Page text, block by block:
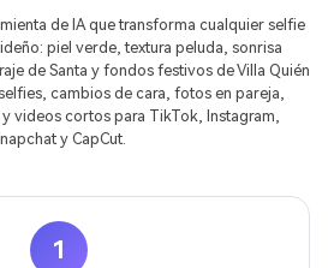
de IA que transforma cualquier selfie
piel verde, textura peluda, sonrisa
de Santa y fondos festivos de Villa Quién
cambios de cara, fotos en pareja,
videos cortos para TikTok, Instagram,
y CapCut.
1